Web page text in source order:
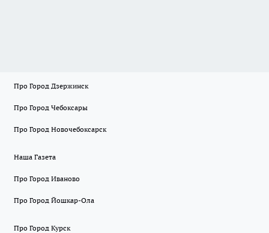
Про Город Дзержинск
Про Город Чебоксары
Про Город Новочебоксарск
Наша Газета
Про Город Иваново
Про Город Йошкар-Ола
Про Город Курск